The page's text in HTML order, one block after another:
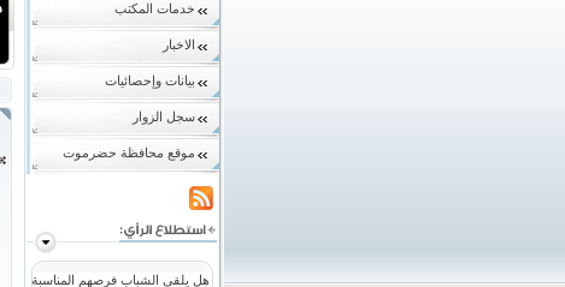
خدمات المكتب
الاخبار
بيانات وإحصائيات
سجل الزوار
موقع محافظة حضرموت
هل يلقى الشباب فرصهم المناسبة